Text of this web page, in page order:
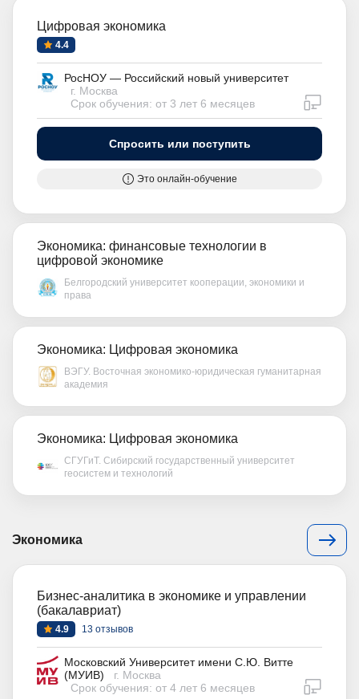
Цифровая экономика
4.4
РосНОУ — Российский новый университет
г. Москва
Срок обучения: от 3 лет 6 месяцев
Спросить или поступить
Это онлайн-обучение
Экономика: финансовые технологии в
цифровой экономике
Белгородский университет кооперации, экономики и
права
Экономика: Цифровая экономика
ВЭГУ. Восточная экономико-юридическая гуманитарная
академия
Экономика: Цифровая экономика
СГУГиТ. Сибирский государственный университет
геосистем и технологий
Экономика
Бизнес-аналитика в экономике и управлении
(бакалавриат)
4.9 13 отзывов
Московский Университет имени С.Ю. Витте
(МУИВ)
г. Москва
Срок обучения: от 4 лет 6 месяцев